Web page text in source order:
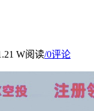
W阅读/0评论